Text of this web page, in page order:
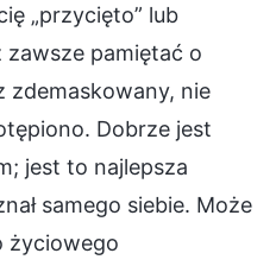
„przycięto” lub
zawsze pamiętać o
zdemaskowany, nie
Dobrze jest
jest to najlepsza
samego siebie. Może
życiowego